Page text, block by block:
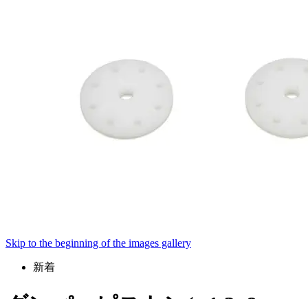
Skip to the beginning of the images gallery
新着